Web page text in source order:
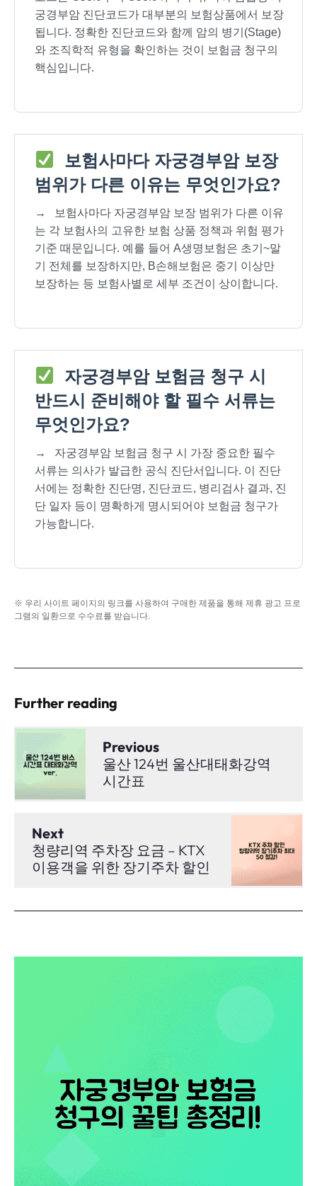
궁경부암 진단코드가 대부분의 보험상품에서 보장
됩니다. 정확한 진단코드와 함께 암의 병기(Stage)
와 조직학적 유형을 확인하는 것이 보험금 청구의
핵심입니다.
보험사마다 자궁경부암 보장
범위가 다른 이유는 무엇인가요?
→
보험사마다 자궁경부암 보장 범위가 다른 이유
는 각 보험사의 고유한 보험 상품 정책과 위험 평가
기준 때문입니다. 예를 들어 A생명보험은 초기~말
기 전체를 보장하지만, B손해보험은 중기 이상만
보장하는 등 보험사별로 세부 조건이 상이합니다.
자궁경부암 보험금 청구 시
반드시 준비해야 할 필수 서류는
무엇인가요?
→
자궁경부암 보험금 청구 시 가장 중요한 필수
서류는 의사가 발급한 공식 진단서입니다. 이 진단
서에는 정확한 진단명, 진단코드, 병리검사 결과, 진
단 일자 등이 명확하게 명시되어야 보험금 청구가
가능합니다.
※ 우리 사이트 페이지의 링크를 사용하여 구매한 제품을 통해 제휴 광고 프로
그램의 일환으로 수수료를 받습니다.
Further reading
Previous
울산 124번 울산대태화강역
시간표
Next
청량리역 주차장 요금 – KTX
이용객을 위한 장기주차 할인